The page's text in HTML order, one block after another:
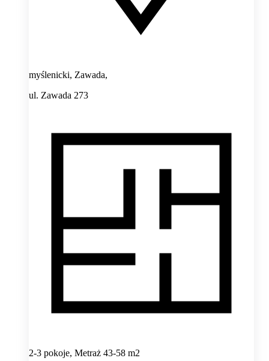
myślenicki, Zawada,
ul. Zawada 273
2-3 pokoje, Metraż 43-58 m2